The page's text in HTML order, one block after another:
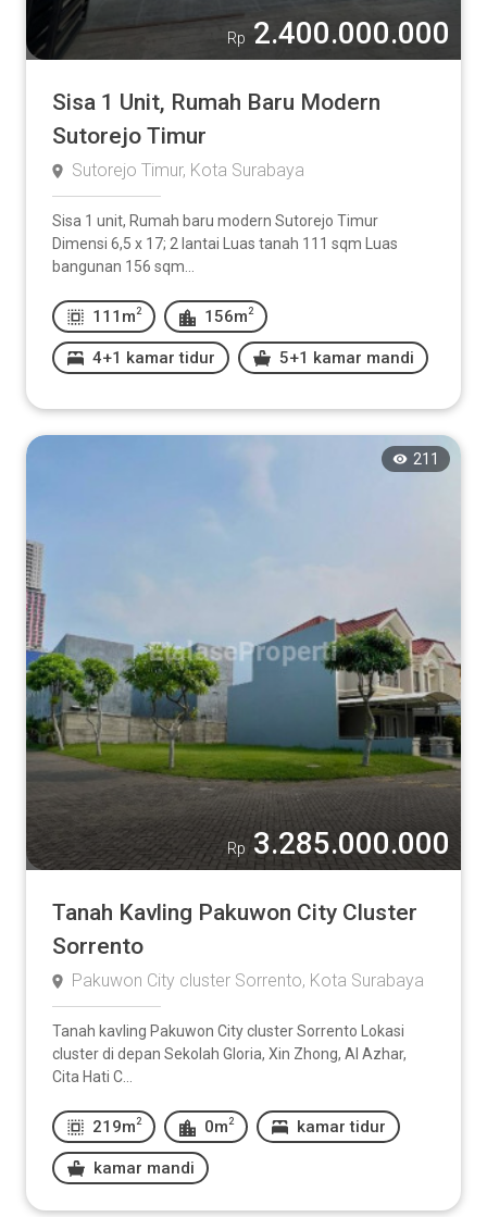
Rp 2.400.000.000
Sisa 1 Unit, Rumah Baru Modern
Sutorejo Timur
Sutorejo Timur, Kota Surabaya
Sisa 1 unit, Rumah baru modern Sutorejo Timur
Dimensi 6,5 x 17; 2 lantai Luas tanah 111 sqm Luas
bangunan 156 sqm...
111m 2 156m 2
4+1 kamar tidur 5+1 kamar mandi
211
Rp 3.285.000.000
Tanah Kavling Pakuwon City Cluster
Sorrento
Pakuwon City cluster Sorrento, Kota Surabaya
Tanah kavling Pakuwon City cluster Sorrento Lokasi
cluster di depan Sekolah Gloria, Xin Zhong, Al Azhar,
Cita Hati C...
219m 2 0m 2 kamar tidur
kamar mandi